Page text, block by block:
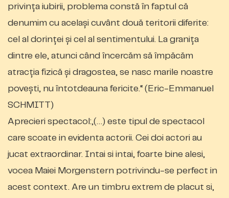
privinţa iubirii, problema constă în faptul că
denumim cu acelaşi cuvânt două teritorii diferite:
cel al dorinţei şi cel al sentimentului. La graniţa
dintre ele, atunci când încercăm să împăcăm
atracţia fizică şi dragostea, se nasc marile noastre
poveşti, nu întotdeauna fericite.“ (Eric-Emmanuel
SCHMITT)
Aprecieri spectacol:„(…) este tipul de spectacol
care scoate in evidenta actorii. Cei doi actori au
jucat extraordinar. Intai si intai, foarte bine alesi,
vocea Maiei Morgenstern potrivindu-se perfect in
acest context. Are un timbru extrem de placut si,